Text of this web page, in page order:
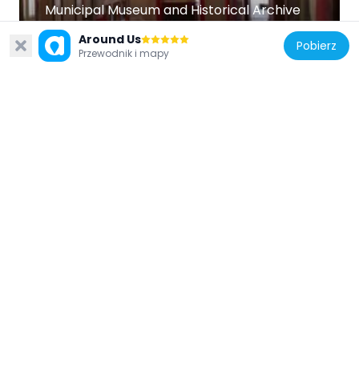
Municipal Museum and Historical Archive
of Santa Maria Capua Vetere
1.6 kmAround Us
Przewodnik i mapy Pobierz